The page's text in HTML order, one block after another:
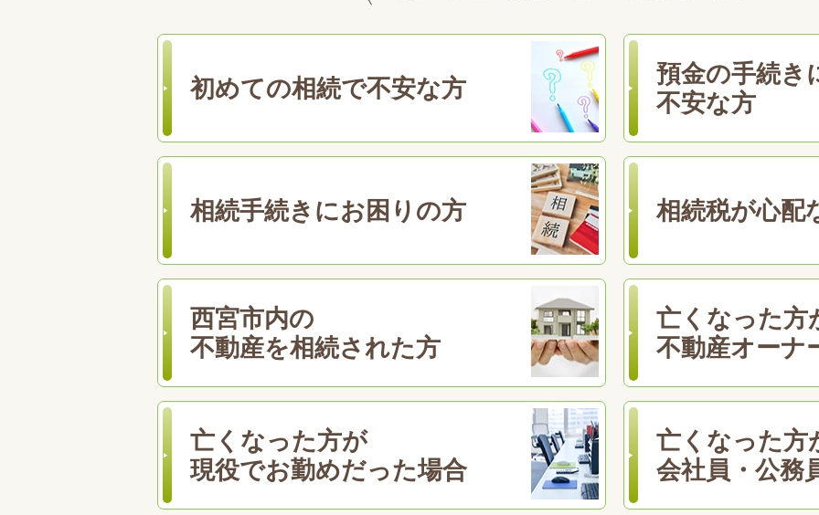
初めての相続で不安な方
預金の手続き
不安な方
相続手続きにお困りの方 相続税が心配
西宮市内の
不動産を相続された方
亡くなった方
不動産オーナ
亡くなった方が
現役でお勤めだった場合
亡くなった方
会社員・公務